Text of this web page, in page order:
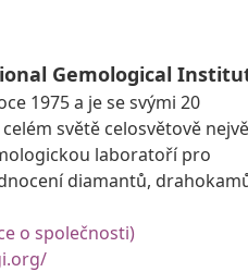
Gemological
1975 a je se svými 20
světě celosvětově
laboratoří pro
diamantů,
o společnosti)